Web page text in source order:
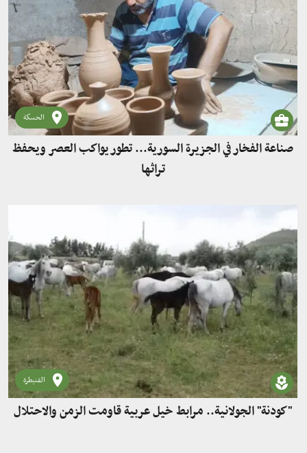
الحسكة
صناعة الفخار في الجزيرة السورية... تطور يواكب العصر ويحفظ
تراثها
القنيطرة
"كودنة" الجولانية.. مرابط خيل عربية قاومت الزمن والاحتلال